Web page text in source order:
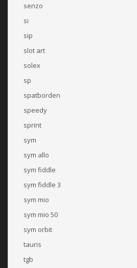
senzo
si
sip
slot art
solex
sp
spatborden
speedy
sprint
sym
sym allo
sym fiddle
sym fiddle 3
sym mio
sym mio 50
sym orbit
tauris
tgb